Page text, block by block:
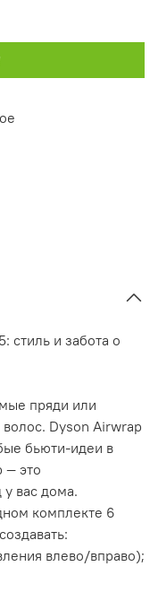
стиль и забота о
пряди или
Dyson Airwrap
бьюти‑идеи в
— это
вас дома.
комплекте 6
влево/вправо);